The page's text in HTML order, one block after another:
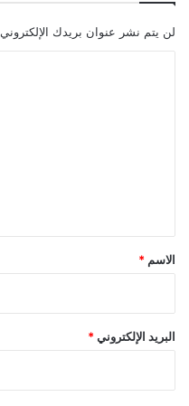
لن يتم نشر عنوان بريدك
*
الاسم *
البريد الإلكتروني *